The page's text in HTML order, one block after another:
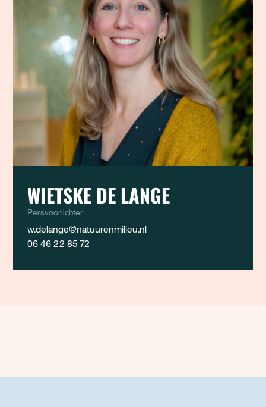
WIETSKE DE LANGE
Persvoorlichter
w.delange@natuurenmilieu.nl
06 46 22 85 72